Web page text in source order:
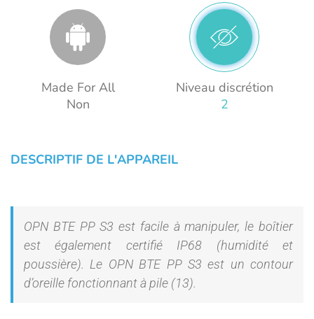
Made For All
Non
Niveau discrétion
2
DESCRIPTIF DE L'APPAREIL
OPN BTE PP S3 est facile à manipuler, le boîtier
est également certifié IP68 (humidité et
poussière). Le OPN BTE PP S3 est un contour
d’oreille fonctionnant à pile (13).